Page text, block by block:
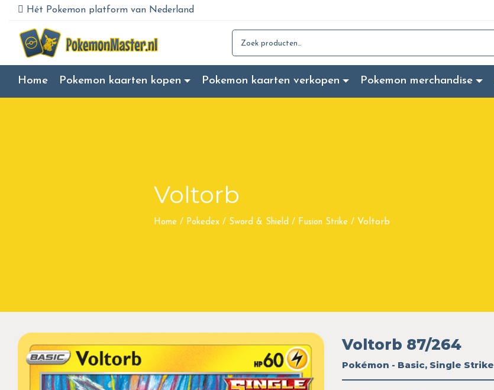
Hét Pokemon platform van Nederland
Search for:
Home Pokemon kaarten kopen Pokemon kaarten verkopen Pokemon merchandise
Voltorb
Home / Pokedex / Sword & Shield / Fusion Strike / Voltorb
Voltorb 87/264
Pokémon - Basic, Single Strike